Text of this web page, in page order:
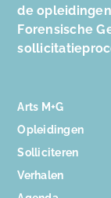
de
Forensische
Arts M+G
Opleidingen
Solliciteren
Verhalen